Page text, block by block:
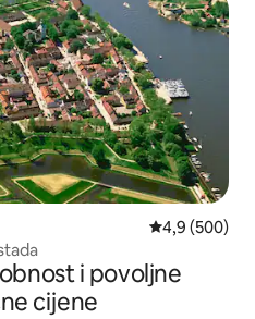
Prosječna
4,9 (500)
i povoljne
cijene